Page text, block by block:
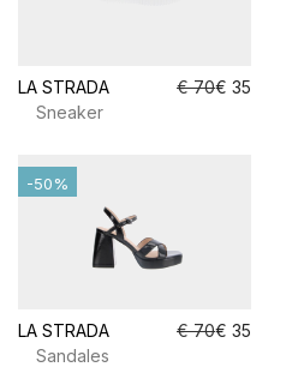
LA STRADA € 70€ 35
Sneaker
LA STRADA € 70€ 35
Sandales
-50%